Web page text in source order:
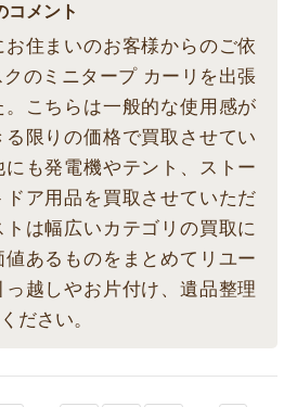
コメント
住まいのお客様からのご依
のミニタープ カーリを出張
。こちらは一般的な使用感が
る限りの価格で買取させてい
にも発電機やテント、ストー
ドア用品を買取させていただ
トは幅広いカテゴリの買取に
あるものをまとめてリユー
っ越しやお片付け、遺品整理
ださい。